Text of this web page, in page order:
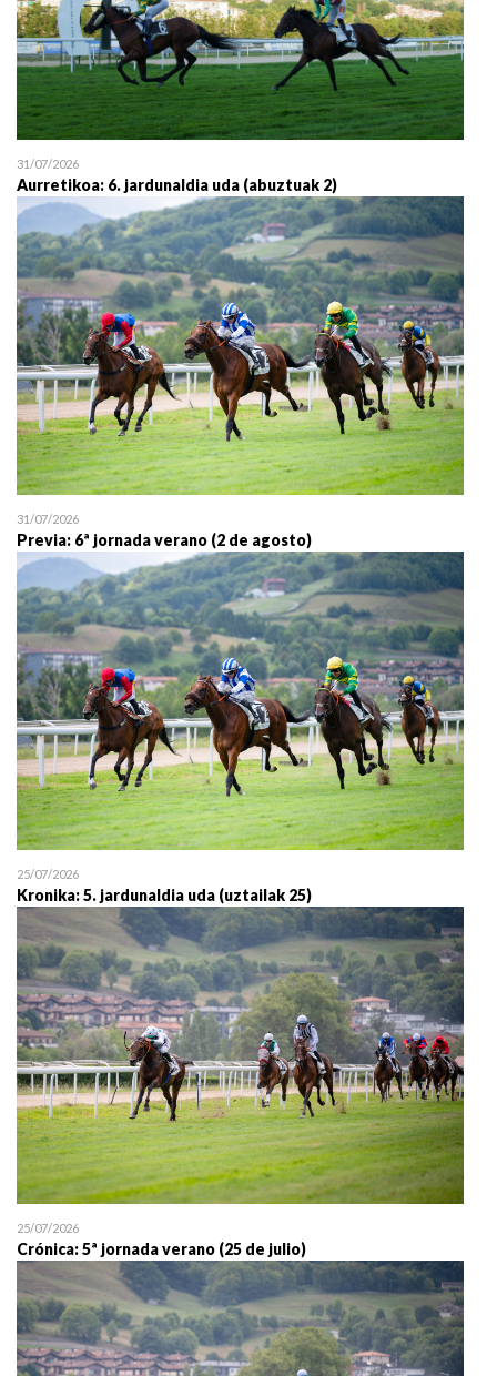
31/07/2026
Aurretikoa: 6. jardunaldia uda (abuztuak 2)
31/07/2026
Previa: 6ª jornada verano (2 de agosto)
25/07/2026
Kronika: 5. jardunaldia uda (uztailak 25)
25/07/2026
Crónica: 5ª jornada verano (25 de julio)